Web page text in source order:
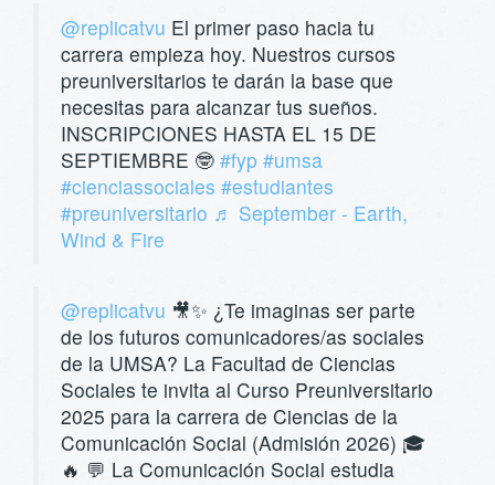
@replicatvu El primer paso hacia tu
carrera empieza hoy. Nuestros cursos
preuniversitarios te darán la base que
necesitas para alcanzar tus sueños.
INSCRIPCIONES HASTA EL 15 DE
SEPTIEMBRE 🤓 #fyp #umsa
#cienciassociales #estudiantes
#preuniversitario ♬ September - Earth,
Wind & Fire
@replicatvu 🎥✨ ¿Te imaginas ser parte
de los futuros comunicadores/as sociales
de la UMSA? La Facultad de Ciencias
Sociales te invita al Curso Preuniversitario
2025 para la carrera de Ciencias de la
Comunicación Social (Admisión 2026) 🎓
🔥 💬 La Comunicación Social estudia